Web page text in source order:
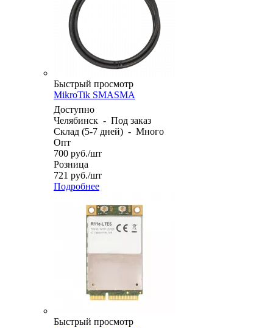
Быстрый просмотр
MikroTik SMASMA
Доступно
Челябинск - Под заказ
Склад (5-7 дней) - Много
Опт
700 руб./шт
Розница
721 руб./шт
Подробнее
Быстрый просмотр